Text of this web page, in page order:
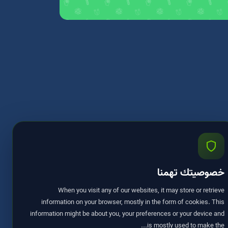
خصوصيتك تهمنا
When you visit any of our websites, it may store or retrieve
information on your browser, mostly in the form of cookies. This
information might be about you, your preferences or your device and
is mostly used to make the...